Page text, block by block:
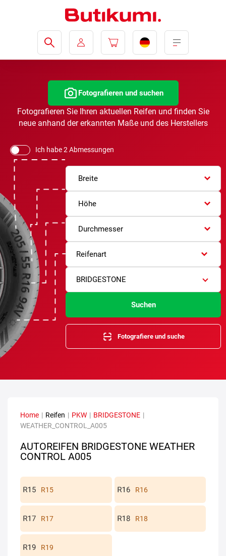
Fotografieren und suchen
Fotografieren Sie Ihren aktuellen Reifen und finden Sie
neue anhand der erkannten Maße und des Herstellers
Ich habe 2 Abmessungen
Breite
Höhe
Durchmesser
Reifenart
BRIDGESTONE
Suchen
Fotografiere und suche
Home | Reifen | PKW | BRIDGESTONE |
WEATHER_CONTROL_A005
AUTOREIFEN BRIDGESTONE WEATHER
CONTROL A005
R15 R16
R17 R18
R19